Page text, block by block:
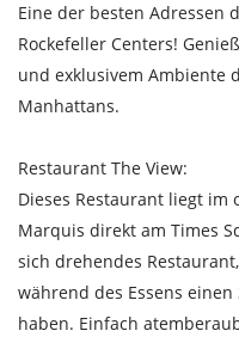
Eine der besten Adressen
Rockefeller Centers!
und exklusivem Ambiente
Manhattans.
Restaurant The View:
Dieses Restaurant liegt im
Marquis direkt am Times
sich drehendes
während des Essens
haben. Einfach